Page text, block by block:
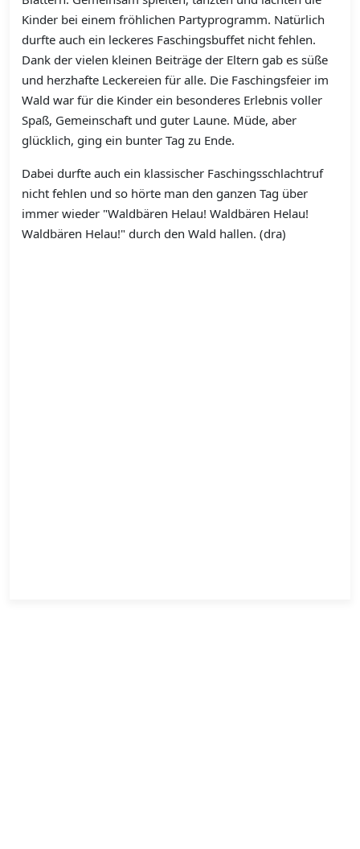
Kinder bei einem fröhlichen Partyprogramm. Natürlich
durfte auch ein leckeres Faschingsbuffet nicht fehlen.
Dank der vielen kleinen Beiträge der Eltern gab es süße
und herzhafte Leckereien für alle. Die Faschingsfeier im
Wald war für die Kinder ein besonderes Erlebnis voller
Spaß, Gemeinschaft und guter Laune. Müde, aber
glücklich, ging ein bunter Tag zu Ende.
Dabei durfte auch ein klassischer Faschingsschlachtruf
nicht fehlen und so hörte man den ganzen Tag über
immer wieder "Waldbären Helau! Waldbären Helau!
Waldbären Helau!" durch den Wald hallen. (dra)